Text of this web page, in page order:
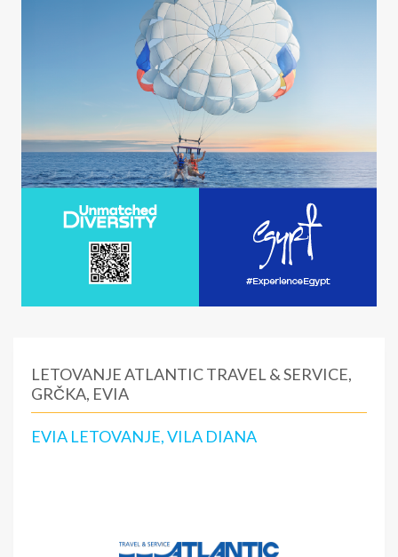
LETOVANJE ATLANTIC TRAVEL & SERVICE,
GRČKA, EVIA
EVIA LETOVANJE, VILA DIANA